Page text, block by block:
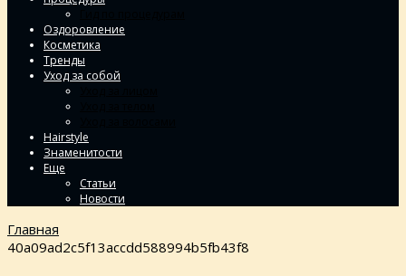
Оздоровление
Косметика
Тренды
Уход за собой
Hairstyle
Знаменитости
Еще
Статьи
Новости
Главная
40a09ad2c5f13accdd588994b5fb43f8